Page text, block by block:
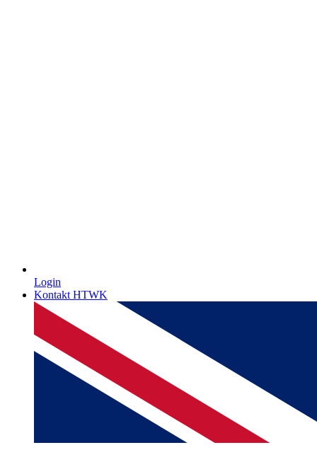
Login
Kontakt HTWK